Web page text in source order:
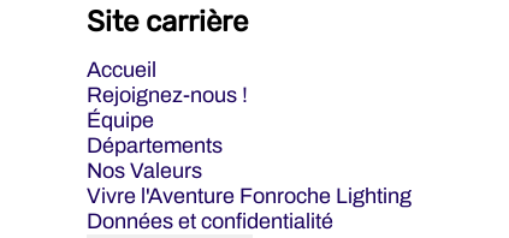
Site carrière
Accueil
Rejoignez-nous !
Équipe
Départements
Nos Valeurs
Vivre l'Aventure Fonroche Lighting
Données et confidentialité